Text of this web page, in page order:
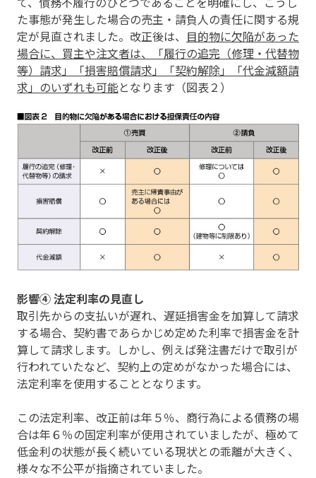
た事態が発生した場合の売主・請負人の責任に関する規
定が見直されました。改正後は、 目的物に欠陥があった
場合に、買主や注文者は、「履行の追完（修理・代替物
等）請求」「損害賠償請求」「契約解除」「代金減額請
求」のいずれも可能となります（図表２）
影響④ 法定利率の見直し
取引先からの支払いが遅れ、遅延損害金を加算して請求
する場合、契約書であらかじめ定めた利率で損害金を計
算して請求します。しかし、例えば発注書だけで取引が
行われていたなど、契約上の定めがなかった場合には、
法定利率を使用することとなります。
この法定利率、改正前は年５％、商行為による債務の場
合は年６％の固定利率が使用されていましたが、極めて
低金利の状態が長く続いている現状との乖離が大きく、
様々な不公平が指摘されていました。